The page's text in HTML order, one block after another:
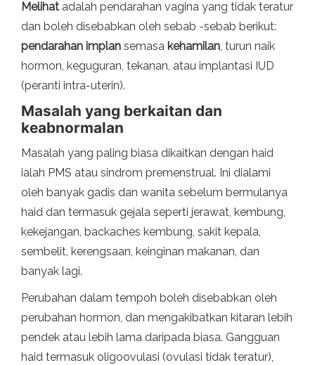
Melihat adalah pendarahan vagina yang tidak teratur
dan boleh disebabkan oleh sebab -sebab berikut:
pendarahan implan semasa kehamilan, turun naik
hormon, keguguran, tekanan, atau implantasi IUD
(peranti intra-uterin).
Masalah yang berkaitan dan
keabnormalan
Masalah yang paling biasa dikaitkan dengan haid
ialah PMS atau sindrom premenstrual. Ini dialami
oleh banyak gadis dan wanita sebelum bermulanya
haid dan termasuk gejala seperti jerawat, kembung,
kekejangan, backaches kembung, sakit kepala,
sembelit, kerengsaan, keinginan makanan, dan
banyak lagi.
Perubahan dalam tempoh boleh disebabkan oleh
perubahan hormon, dan mengakibatkan kitaran lebih
pendek atau lebih lama daripada biasa. Gangguan
haid termasuk oligoovulasi (ovulasi tidak teratur),